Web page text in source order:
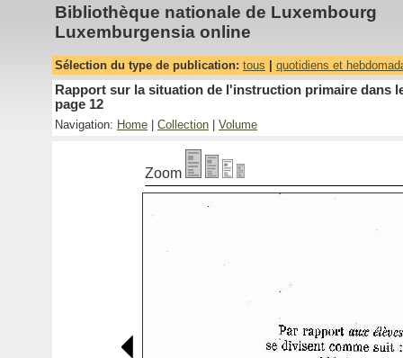
Bibliothèque nationale de Luxembourg
Luxemburgensia online
Sélection du type de publication: tous quotidiens et
Rapport sur la situation de l'instruction primaire dans
page 12
Navigation: Home Collection Volume
Zoom